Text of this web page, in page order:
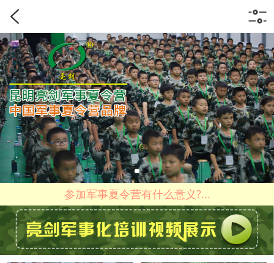
参加军事夏令营有什么意义?...